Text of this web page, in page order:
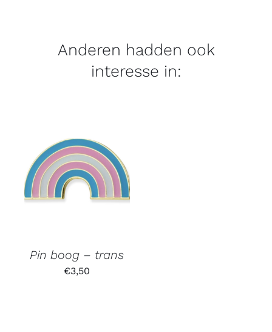
Anderen hadden ook
interesse in:
Pin boog – trans
€3,50